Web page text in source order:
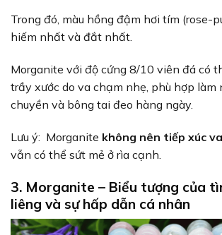
Trong đó, màu hồng đậm hơi tím (rose-
hiếm nhất và đắt nhất.
Morganite với độ cứng 8/10 viên đá có
trầy xước do va chạm nhẹ, phù hợp làm
chuyền và bông tai đeo hàng ngày.
Lưu ý: Morganite không nên tiếp xúc
vẫn có thể sứt mẻ ở rìa cạnh.
3. Morganite – Biểu tượng của
liêng và sự hấp dẫn cá nhân